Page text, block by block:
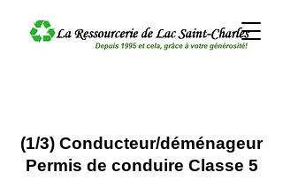
(1/3) Conducteur/déménageur​
Permis de conduire Classe 5